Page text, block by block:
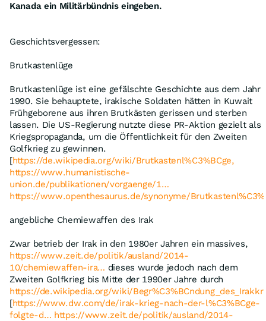
Kanada ein Militärbündnis eingeben.
Geschichtsvergessen:
Brutkastenlüge
Brutkastenlüge ist eine gefälschte Geschichte aus dem Jahr
1990. Sie behauptete, irakische Soldaten hätten in Kuwait
Frühgeborene aus ihren Brutkästen gerissen und sterben
lassen. Die US-Regierung nutzte diese PR-Aktion gezielt als
Kriegspropaganda, um die Öffentlichkeit für den Zweiten
Golfkrieg zu gewinnen.
[https://de.wikipedia.org/wiki/Brutkastenl%C3%BCge,
https://www.humanistische-
union.de/publikationen/vorgaenge/1…
https://www.openthesaurus.de/synonyme/
angebliche Chemiewaffen des Irak
Zwar betrieb der Irak in den 1980er Jahren ein massives,
https://www.zeit.de/politik/ausland/2014-
10/chemiewaffen-ira… dieses wurde jedoch nach dem
Zweiten Golfkrieg bis Mitte der 1990er Jahre durch
https://de.wikipedia.org/wiki/
[https://www.dw.com/de/irak-krieg-nach-der-l%C3%BCge-
folgte-d… https://www.zeit.de/politik/ausland/2014-